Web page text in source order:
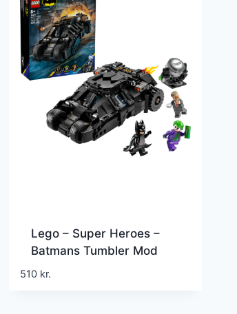
Lego – Super Heroes –
Batmans Tumbler Mod
Two-face Og Jokeren
510 kr.